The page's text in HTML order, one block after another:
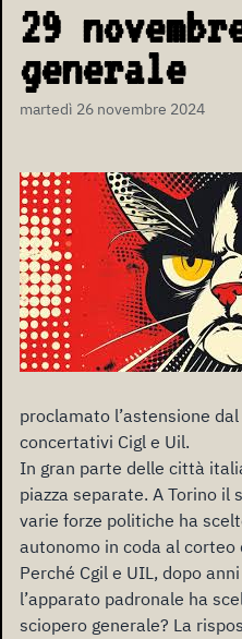
29
generale
martedì 26 novembre 2024
proclamato l’astensione
concertativi Cigl e Uil.
In gran parte delle città
piazza separate. A Torino il
varie forze politiche ha
autonomo in coda al corteo
Perché Cgil e UIL, dopo
l’apparato padronale ha
sciopero generale? La